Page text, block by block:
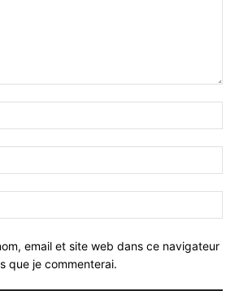
email et site web dans ce navigateur
que je commenterai.